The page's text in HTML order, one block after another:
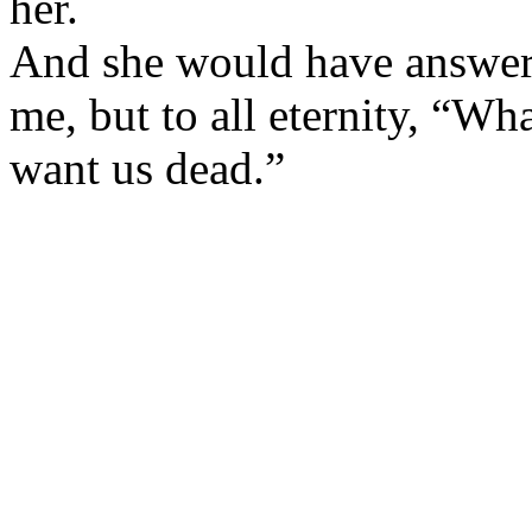
And she would have
me, but to all eternity, “
want us dead.”